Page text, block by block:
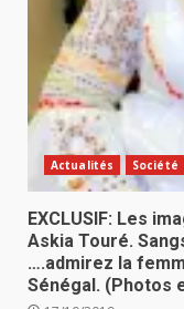
Actualités Société
EXCLUSIF: Les
Askia Touré.
….admirez la
Sénégal. (Photos